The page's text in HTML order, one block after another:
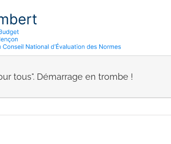
tous". Démarrage en trombe !